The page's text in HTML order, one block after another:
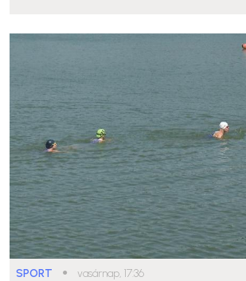
SPORT ● vasárnap, 17:36